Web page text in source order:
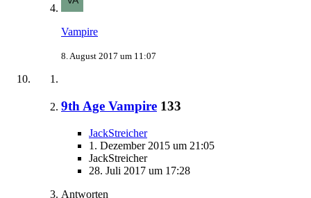
Vampire
8. August 2017 um 11:07
9th Age Vampire 133
JackStreicher
1. Dezember 2015 um 21:05
JackStreicher
28. Juli 2017 um 17:28
Antworten